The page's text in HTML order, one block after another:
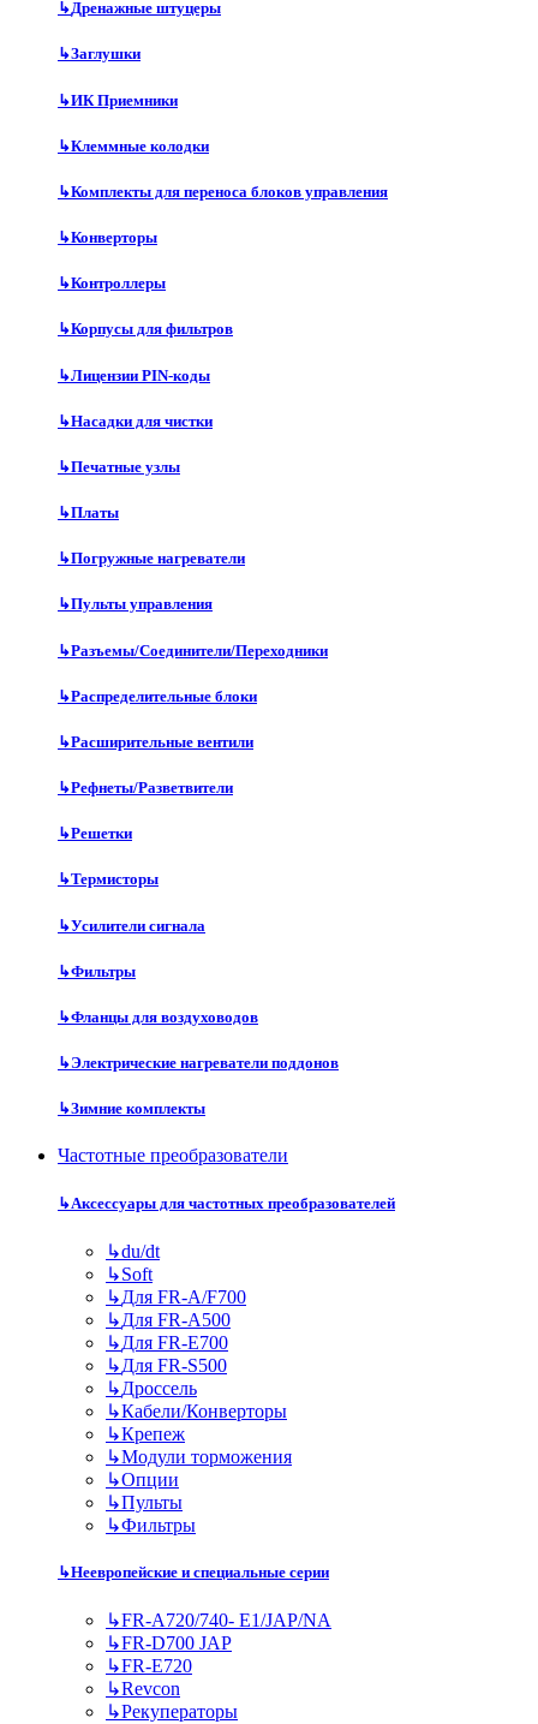
↳Дренажные штуцеры
↳Заглушки
↳ИК Приемники
↳Клеммные колодки
↳Комплекты для переноса блоков управления
↳Конверторы
↳Контроллеры
↳Корпусы для фильтров
↳Лицензии PIN-коды
↳Насадки для чистки
↳Печатные узлы
↳Платы
↳Погружные нагреватели
↳Пульты управления
↳Разъемы/Соединители/Переходники
↳Распределительные блоки
↳Расширительные вентили
↳Рефнеты/Разветвители
↳Решетки
↳Термисторы
↳Усилители сигнала
↳Фильтры
↳Фланцы для воздуховодов
↳Электрические нагреватели поддонов
↳Зимние комплекты
Частотные преобразователи
↳Аксессуары для частотных преобразователей
↳du/dt
↳Soft
↳Для FR-A/F700
↳Для FR-A500
↳Для FR-E700
↳Для FR-S500
↳Дроссель
↳Кабели/Конверторы
↳Крепеж
↳Модули торможения
↳Опции
↳Пульты
↳Фильтры
↳Неевропейские и специальные серии
↳FR-A720/740- E1/JAP/NA
↳FR-D700 JAP
↳FR-E720
↳Revcon
↳Рекуператоры